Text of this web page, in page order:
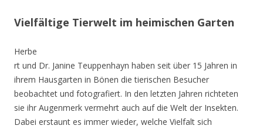
Vielfältige Tierwelt im heimischen Garten
Herbe
rt und Dr. Janine Teuppenhayn haben seit über 15 Jahren in
ihrem Hausgarten in Bönen die tierischen Besucher
beobachtet und fotografiert. In den letzten Jahren richteten
sie ihr Augenmerk vermehrt auch auf die Welt der Insekten.
Dabei erstaunt es immer wieder, welche Vielfalt sich